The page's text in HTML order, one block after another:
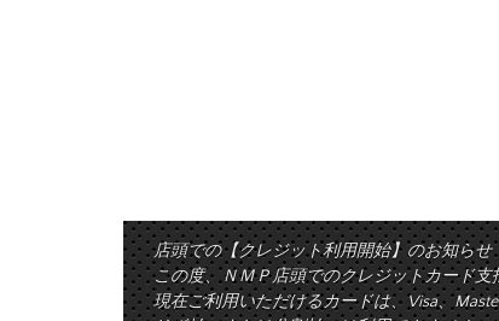
店頭での【クレジット利用開始】のお知らせ
この度、ＮＭＰ店頭でのクレジットカード
現在ご利用いただけるカードは、Visa、